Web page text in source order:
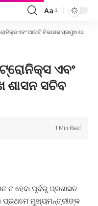
Font
Resizer
Aa
ଆଇଟି ବିଭାଗର ପ୍ରମୁଖ ଶାସନ ସଚିବ ମନୋଜ ମିଶ୍ର
ଏବଂ
ସଚିବ
1 Min Read
ନ ହେବା ପୂର୍ବରୁ ପ୍ରଶାସନ
ମୁଖ୍ୟମନ୍ତ୍ରୀଙ୍କ